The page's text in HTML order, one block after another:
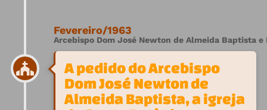
Fevereiro/1963
Arcebispo Dom José Newton de Almeida Baptista
A pedido do Arcebispo
Dom José Newton de
Almeida Baptista, a igreja